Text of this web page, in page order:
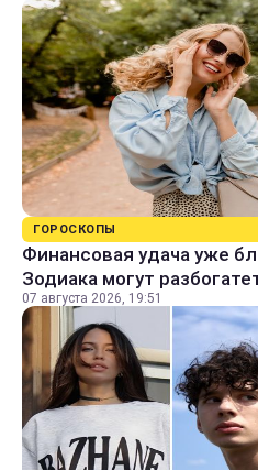
ГОРОСКОПЫ
Финансовая удача уже
Зодиака могут
07 августа 2026, 19:51